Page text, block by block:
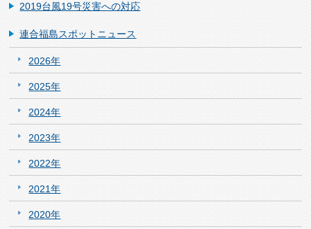
2019台風19号災害への対応
連合福島スポットニュース
2026年
2025年
2024年
2023年
2022年
2021年
2020年